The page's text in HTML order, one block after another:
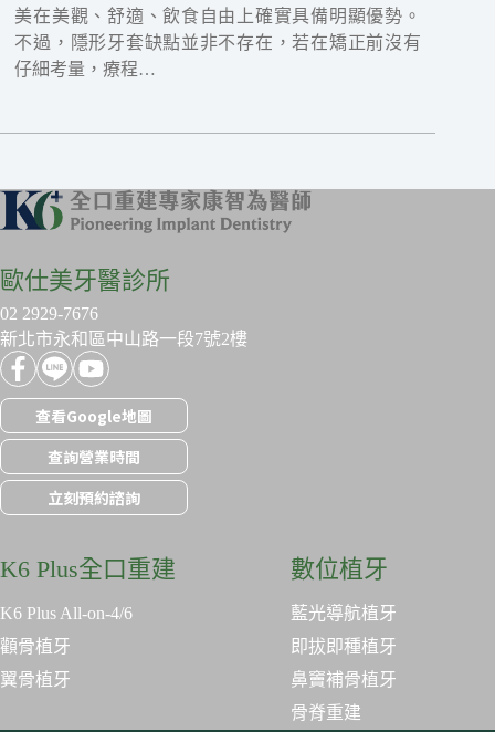
美在美觀、舒適、飲食自由上確實具備明顯優勢。
不過，隱形牙套缺點並非不存在，若在矯正前沒有
仔細考量，療程…
歐仕美牙醫診所
02 2929-7676
新北市永和區中山路一段7號2樓
查看Google地圖
查詢營業時間
立刻預約諮詢
K6 Plus全口重建
K6 Plus All-on-4/6
顴骨植牙
翼骨植牙
數位植牙
藍光導航植牙
即拔即種植牙
鼻竇補骨植牙
骨脊重建